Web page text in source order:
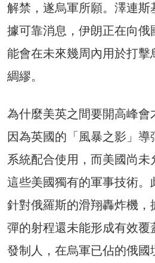
解禁，遂烏軍所願。澤連斯
據可靠消息，伊朗正在向
能會在未來幾周內用於打
綢繆。
為什麼美英之間要開高峰會
因為英國的「風暴之影」
系統配合使用，而美國尚未
這些美國獨有的軍事技術。
針對俄羅斯的滑翔轟炸機，
彈的射程還未能形成有效
發制人，在烏軍已佔的俄國